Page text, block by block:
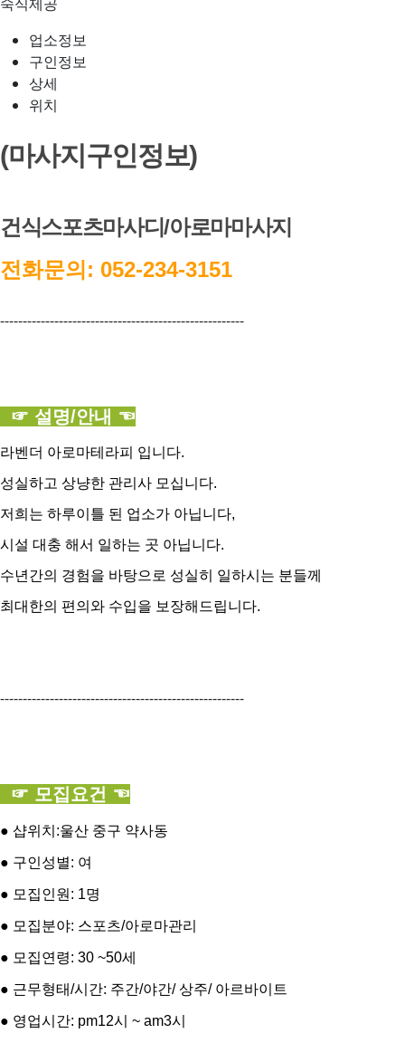
업소정보
구인정보
상세
위치
(마사지구인정보)
건식스포츠마사디/아로마마사지
전화문의: 052-234-3151
------------------------------------------------------
☞ 설명/안내 ☜
라벤더 아로마테라피 입니다.
성실하고 상냥한 관리사 모십니다.
저희는 하루이틀 된 업소가 아닙니다,
시설 대충 해서 일하는 곳 아닙니다.
수년간의 경험을 바탕으로 성실히 일하시는 분들께
최대한의 편의와 수입을 보장해드립니다.
------------------------------------------------------
☞ 모집요건 ☜
● 샵위치:울산 중구 약사동
● 구인성별: 여
● 모집인원: 1명
● 모집분야: 스포츠/아로마관리
● 모집연령: 30 ~50세
● 근무형태/시간: 주간/야간/ 상주/ 아르바이트
● 영업시간: pm12시 ~ am3시